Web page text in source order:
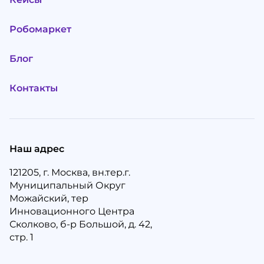
Робомаркет
Блог
Контакты
Наш адрес
121205, г. Москва, вн.тер.г.
Муниципальный Округ
Можайский, тер
Инновационного Центра
Сколково, б-р Большой, д. 42,
стр. 1